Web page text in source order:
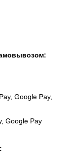
Google Pay,
Google Pay